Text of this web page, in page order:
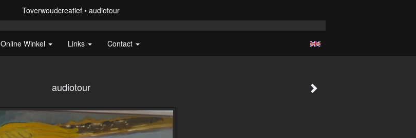
Toverwoudcreatief audiotour
Online Winkel Links Contact
audiotour